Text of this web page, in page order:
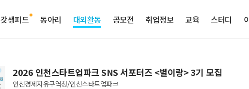
갓생피드 동아리 대외활동 공모전 취업정보 교육 스터디
2026 인천스타트업파크 SNS 서포터즈 <별이랑> 3기 모집
인천경제자유구역청/인천스타트업파크